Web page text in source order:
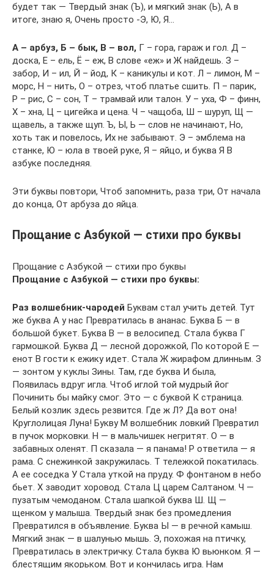
будет так — Твердый знак (Ъ), и мягкий знак (Ь), А в
итоге, знаю я, Очень просто -Э, Ю, Я…
А – арбуз, Б – бык, В – вол, Г – гора, гараж и гол. Д –
доска, Е – ель, Ё – еж, В слове «еж» и Ж найдешь. З –
забор, И – ил, Й – йод, К – каникулы и кот. Л – лимон, М –
морс, Н – нить, О – отрез, чтоб платье сшить. П – парик,
Р – рис, С – сон, Т – трамвай или талон. У – уха, Ф – финн,
Х – хна, Ц – цигейка и цена. Ч – чащоба, Ш – шуруп, Щ —
щавель, а также щуп. Ъ, Ы, Ь — слов не начинают, Но,
хоть так и повелось, Их не забывают. Э – эмблема на
станке, Ю – юла в твоей руке, Я – яйцо, и буква Я В
азбуке последняя.
Эти буквы повтори, Чтоб запомнить, раза три, От начала
до конца, От арбуза до яйца.
Прощание с Азбукой — стихи про буквы
Прощание с Азбукой — стихи про буквы
Прощание с Азбукой — стихи про буквы:
Раз волшебник-чародей Буквам стал учить детей. Тут
же буква А у нас Превратилась в ананас. Буква Б — в
большой букет. Буква В — в велосипед. Стала буква Г
гармошкой. Буква Д — лесной дорожкой, По которой Е —
енот В гости к ежику идет. Стала Ж жирафом длинным. З
— зонтом у куклы Зины. Там, где буква И была,
Появилась вдруг игла. Чтоб иглой той мудрый йог
Починить бы майку смог. Это — с буквой К страница.
Белый козлик здесь резвится. Где ж Л? Да вот она!
Круглолицая Луна! Букву М волшебник ловкий Превратил
в пучок морковки. Н — в мальчишек негритят. О — в
забавных оленят. П сказала — я панама! Р ответила — я
рама. С снежинкой закружилась. Т тележкой покатилась.
А ее соседка У Стала уткой на пруду. Ф фонтаном в небо
бьет. Х заводит хоровод. Стала Ц царем Салтаном. Ч —
пузатым чемоданом. Стала шапкой буква Ш. Щ —
щенком у малыша. Твердый знак без промедления
Превратился в объявление. Буква Ы — в речной камыш.
Мягкий знак — в шалунью мышь. Э, похожая на птичку,
Превратилась в электричку. Стала буква Ю вьюнком. Я —
блестящим якорьком. Вот и кончилась игра. Нам